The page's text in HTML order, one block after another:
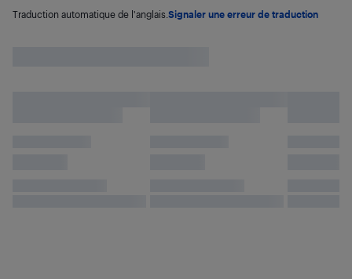
Traduction automatique de l'anglais. Signaler une erreur de traduction